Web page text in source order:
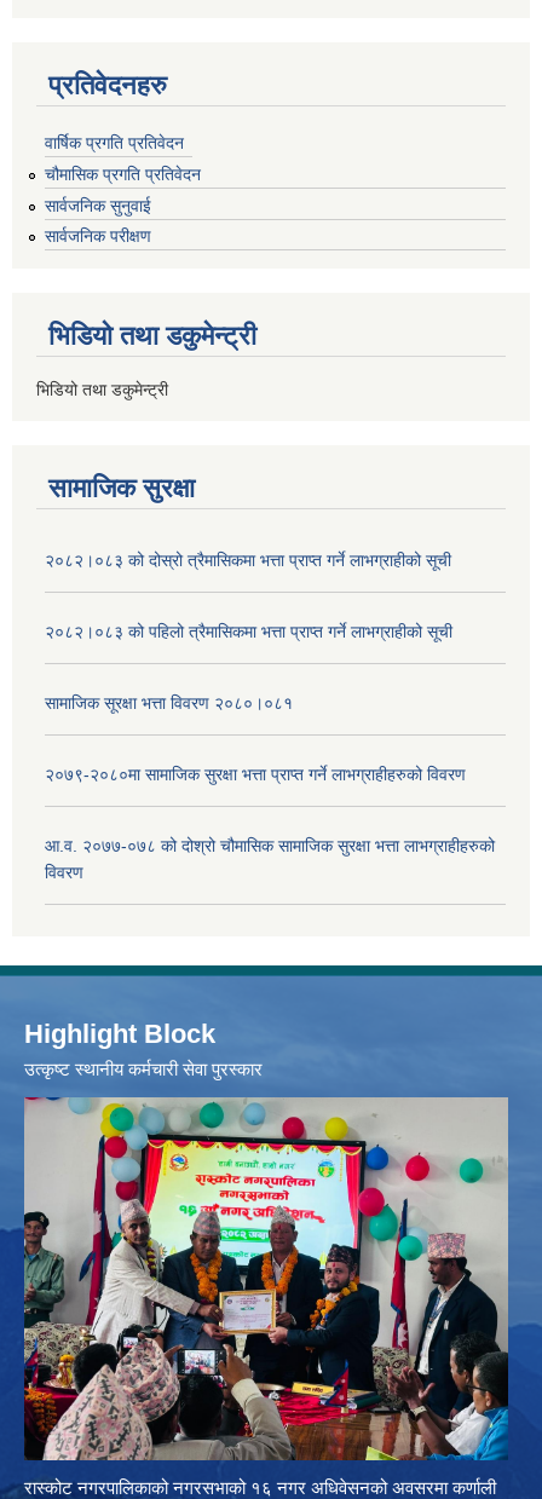
प्रतिवेदनहरु
वार्षिक प्रगति प्रतिवेदन
चौमासिक प्रगति प्रतिवेदन
सार्वजनिक सुनुवाई
सार्वजनिक परीक्षण
भिडियो तथा डकुमेन्ट्री
भिडियो तथा डकुमेन्ट्री
सामाजिक सुरक्षा
२०८२।०८३ को दोस्रो त्रैमासिकमा भत्ता प्राप्‍त गर्ने लाभग्राहीको सूची
२०८२।०८३ को पहिलो त्रैमासिकमा भत्ता प्राप्‍त गर्ने लाभग्राहीको सूची
सामाजिक सूरक्षा भत्ता विवरण २०८०।०८१
२०७९-२०८०मा सामाजिक सुरक्षा भत्ता प्राप्त गर्ने लाभग्राहीहरुको विवरण
आ.व. २०७७-०७८ को दोश्रो चौमासिक सामाजिक सुरक्षा भत्ता लाभग्राहीहरुको
विवरण
Highlight Block
उत्‍कृष्ट स्थानीय कर्मचारी सेवा पुरस्कार
रास्कोट नगरपालिकाको नगरसभाको १६ नगर अधिवेसनको अवसरमा कर्णाली